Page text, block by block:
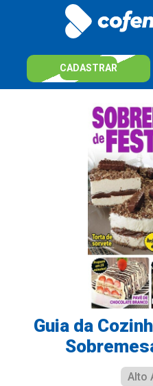
CADASTRAR
Guia da
Alto